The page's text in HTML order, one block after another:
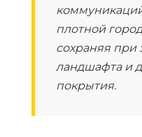
плотной
сохраняя при
ландшафта и
покрытия.